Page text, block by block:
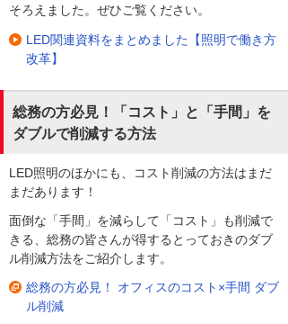
そろえました。ぜひご覧ください。
LED関連資料をまとめました【照明で働き方
改革】
総務の方必見！「コスト」と「手間」を
ダブルで削減する方法
LED照明のほかにも、コスト削減の方法はまだ
まだあります！
面倒な「手間」を減らして「コスト」も削減で
きる、総務の皆さんが得するとっておきのダブ
ル削減方法をご紹介します。
総務の方必見！ オフィスのコスト×手間 ダブ
ル削減